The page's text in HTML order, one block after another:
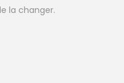
la changer.